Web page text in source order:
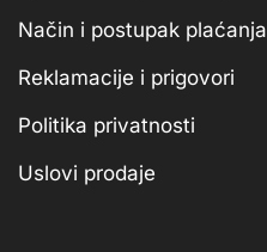
Način i postupak plaćanja
Reklamacije i prigovori
Politika privatnosti
Uslovi prodaje